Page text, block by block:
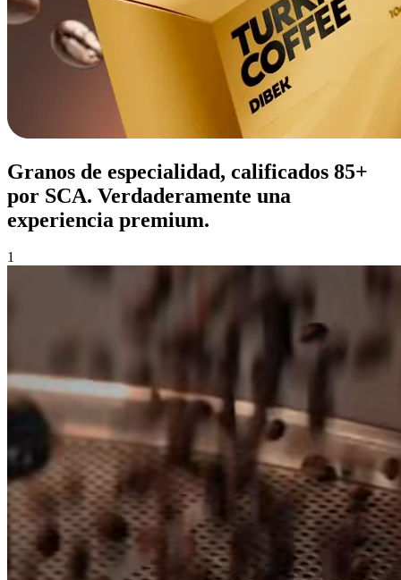
Granos de especialidad, calificados 85+
por SCA. Verdaderamente una
experiencia premium.
1